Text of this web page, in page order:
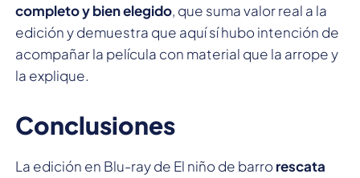
completo y bien elegido, que suma valor real a la
edición y demuestra que aquí sí hubo intención de
acompañar la película con material que la arrope y
la explique.
Conclusiones
La edición en Blu-ray de El niño de barrorescata